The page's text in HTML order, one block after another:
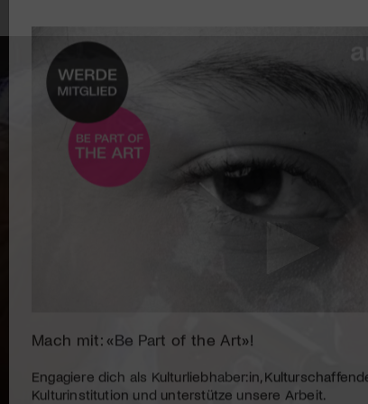
Engagiere dich als Kulturliebhaber:in,